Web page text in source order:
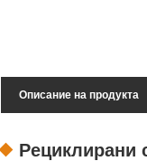
Описание на продукта
Рециклирани